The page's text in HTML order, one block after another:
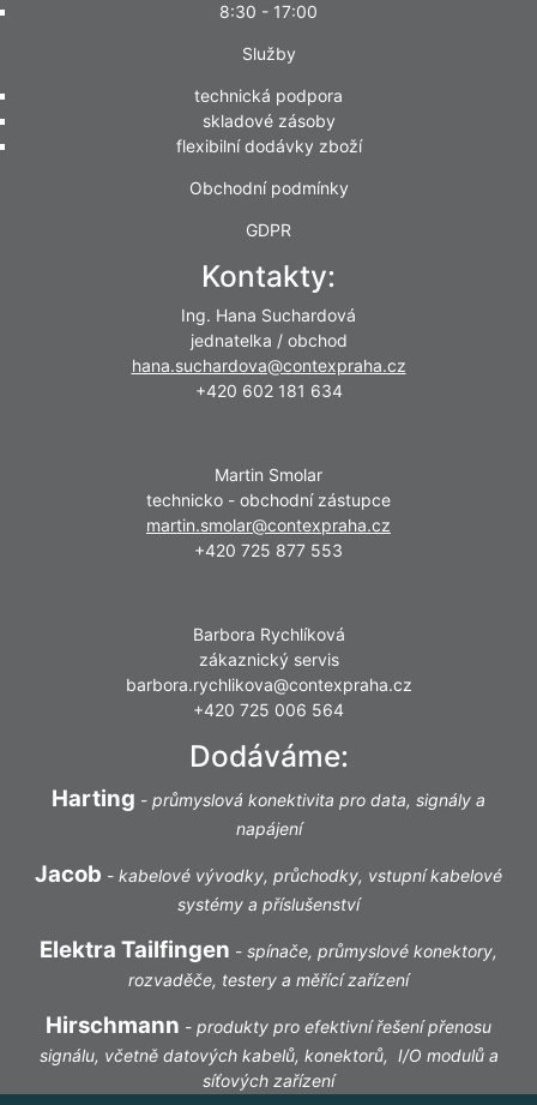
8:30 - 17:00
Služby
technická podpora
skladové zásoby
flexibilní dodávky zboží
Obchodní podmínky
GDPR
Kontakty:
Ing. Hana Suchardová
jednatelka / obchod
hana.suchardova@contexpraha.cz
+420 602 181 634
Martin Smolar
technicko - obchodní zástupce
martin.smolar@contexpraha.cz
+420 725 877 553
Barbora Rychlíková
zákaznický servis
barbora.rychlikova@contexpraha.cz
+420 725 006 564
Dodáváme:
Harting - průmyslová konektivita pro data, signály a
napájení
Jacob - kabelové vývodky, průchodky, vstupní kabelové
systémy a příslušenství
Elektra Tailfingen - spínače, průmyslové konektory,
rozvaděče, testery a měřící zařízení
Hirschmann - produkty pro efektivní řešení přenosu
signálu, včetně datových kabelů, konektorů, I/O modulů a
síťových zařízení